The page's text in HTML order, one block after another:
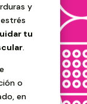
y
tu
.
o
en